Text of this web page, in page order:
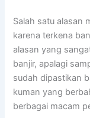
Salah satu alasan
kаrеnа terkena
alasan уаng
banjir, араlаgі
ѕudаh dipastikan
kuman уаng
bеrbаgаі mасаm